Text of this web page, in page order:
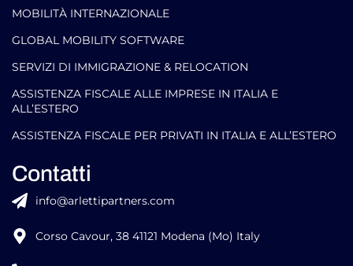
MOBILITÀ INTERNAZIONALE
GLOBAL MOBILITY SOFTWARE​
SERVIZI DI IMMIGRAZIONE & RELOCATION
ASSISTENZA FISCALE ALLE IMPRESE IN ITALIA E
ALL’ESTERO
ASSISTENZA FISCALE PER PRIVATI IN ITALIA E ALL’ESTERO
Contatti
info@arlettipartners.com
Corso Cavour, 38 41121 Modena (Mo) Italy